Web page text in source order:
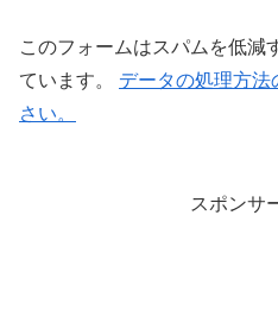
このフォームはスパムを低減
ています。 データの処理方
さい。
スポンサ